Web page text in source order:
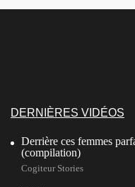
DERNIÈRES VIDÉOS
Derrière ces femmes
(compilation)
Cogiteur Stories